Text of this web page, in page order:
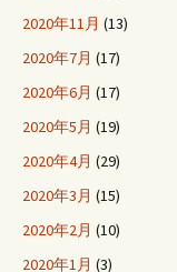
2020年11月 (13)
2020年7月 (17)
2020年6月 (17)
2020年5月 (19)
2020年4月 (29)
2020年3月 (15)
2020年2月 (10)
2020年1月 (3)